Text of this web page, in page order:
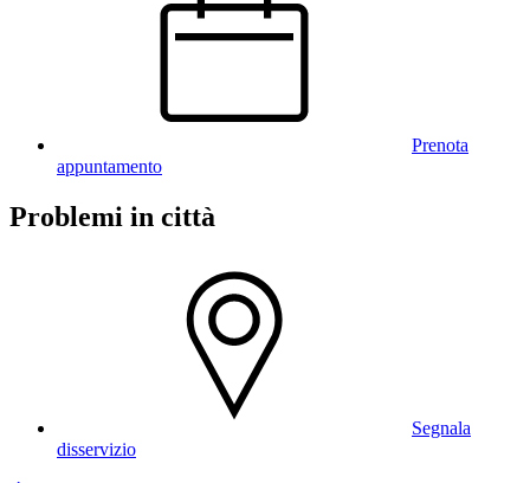
Prenota
appuntamento
Problemi in città
Segnala
disservizio